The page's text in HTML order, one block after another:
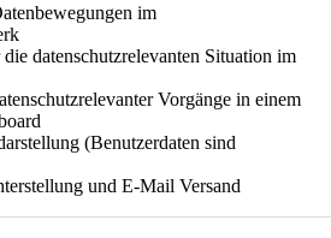
im
datenschutzrelevanten Situation im
Vorgänge in einem
(Benutzerdaten sind
und E-Mail Versand